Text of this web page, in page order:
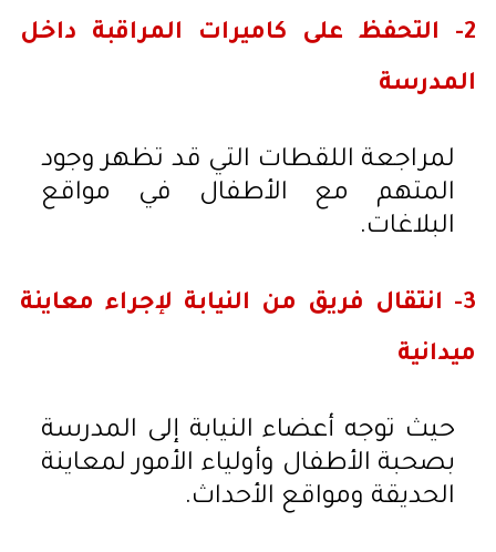
2- التحفظ على كاميرات المراقبة داخل
المدرسة
لمراجعة اللقطات التي قد تظهر وجود
المتهم مع الأطفال في مواقع
البلاغات.
3- انتقال فريق من النيابة لإجراء معاينة
ميدانية
حيث توجه أعضاء النيابة إلى المدرسة
بصحبة الأطفال وأولياء الأمور لمعاينة
الحديقة ومواقع الأحداث.